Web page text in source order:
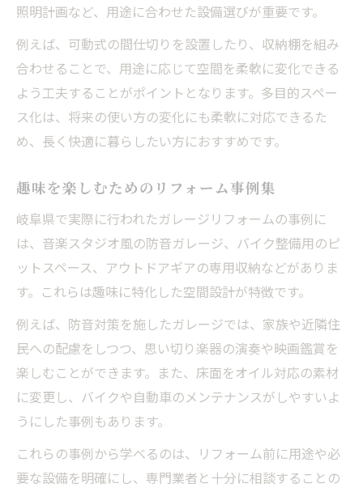
照明計画など、用途に合わせた設備選びが重要です。
例えば、可動式の間仕切りを設置したり、収納棚を組み
合わせることで、用途に応じて空間を柔軟に変化できる
よう工夫することがポイントとなります。多目的スペー
ス化は、将来の使い方の変化にも柔軟に対応できるた
め、長く快適に暮らしたい方におすすめです。
趣味を楽しむためのリフォーム事例集
岐阜県で実際に行われたガレージリフォームの事例に
は、音楽スタジオ風の防音ガレージ、バイク整備用のピ
ットスペース、アウトドアギアの専用収納などがありま
す。これらは趣味に特化した空間設計が特徴です。
例えば、防音対策を施したガレージでは、家族や近隣住
民への配慮をしつつ、思い切り楽器の演奏や映画鑑賞を
楽しむことができます。また、床面をオイル対応の素材
に変更し、バイクや自動車のメンテナンスがしやすいよ
うにした事例もあります。
これらの事例から学べるのは、リフォーム前に用途や必
要な設備を明確にし、専門業者と十分に相談することの